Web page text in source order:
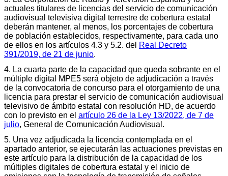
actuales titulares de licencias del servicio de comunicación
audiovisual televisiva digital terrestre de cobertura estatal
deberán mantener, al menos, los porcentajes de cobertura
de población establecidos, respectivamente, para cada uno
de ellos en los artículos 4.3 y 5.2. del Real Decreto
391/2019, de 21 de junio.
4. La cuarta parte de la capacidad que queda sobrante en el
múltiple digital MPE5 será objeto de adjudicación a través
de la convocatoria de concurso para el otorgamiento de una
licencia para prestar el servicio de comunicación audiovisual
televisivo de ámbito estatal con resolución HD, de acuerdo
con lo previsto en el artículo 26 de la Ley 13/2022, de 7 de
julio, General de Comunicación Audiovisual.
5. Una vez adjudicada la licencia contemplada en el
apartado anterior, se ejecutarán las actuaciones previstas en
este artículo para la distribución de la capacidad de los
múltiples digitales de cobertura estatal y el inicio de